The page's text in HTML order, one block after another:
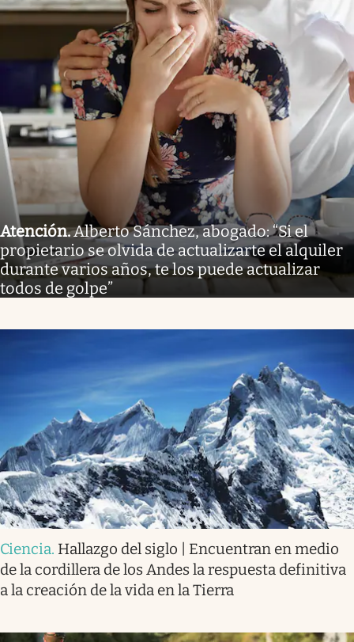
Atención.Alberto Sánchez, abogado: “Si el
propietario se olvida de actualizarte el alquiler
durante varios años, te los puede actualizar
todos de golpe”
Ciencia. Hallazgo del siglo | Encuentran en medio
de la cordillera de los Andes la respuesta definitiva
a la creación de la vida en la Tierra